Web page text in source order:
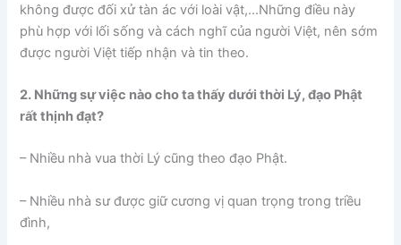
không được đối xử tàn ác với loài vật,…Những điều này
phù hợp với lối sống và cách nghĩ của người Việt, nên sớm
được người Việt tiếp nhận và tin theo.
2. Những sự việc nào cho ta thấy dưới thời Lý, đạo Phật
rất thịnh đạt?
– Nhiều nhà vua thời Lý cũng theo đạo Phật.
– Nhiều nhà sư được giữ cương vị quan trọng trong triều
đình,